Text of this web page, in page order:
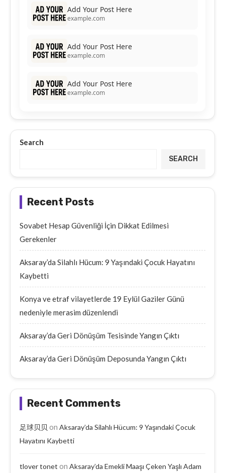
Add Your Post Here
example.com
Add Your Post Here
example.com
Add Your Post Here
example.com
Search
SEARCH
Recent Posts
Sovabet Hesap Güvenliği İçin Dikkat Edilmesi
Gerekenler
Aksaray’da Silahlı Hücum: 9 Yaşındaki Çocuk Hayatını
Kaybetti
Konya ve etraf vilayetlerde 19 Eylül Gaziler Günü
nedeniyle merasim düzenlendi
Aksaray’da Geri Dönüşüm Tesisinde Yangın Çıktı
Aksaray’da Geri Dönüşüm Deposunda Yangın Çıktı
Recent Comments
足球贝贝 on Aksaray’da Silahlı Hücum: 9 Yaşındaki Çocuk
Hayatını Kaybetti
tlover tonet on Aksaray’da Emekli Maaşı Çeken Yaşlı Adam